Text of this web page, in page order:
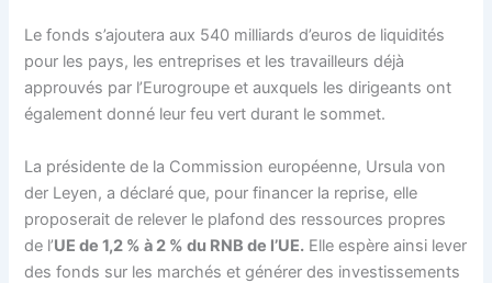
Le fonds s’ajoutera aux 540 milliards d’euros de liquidités
pour les pays, les entreprises et les travailleurs déjà
approuvés par l’Eurogroupe et auxquels les dirigeants ont
également donné leur feu vert durant le sommet.
La présidente de la Commission européenne, Ursula von
der Leyen, a déclaré que, pour financer la reprise, elle
proposerait de relever le plafond des ressources propres
de l’UE de 1,2 % à 2 % du RNB de l’UE. Elle espère ainsi lever
des fonds sur les marchés et générer des investissements